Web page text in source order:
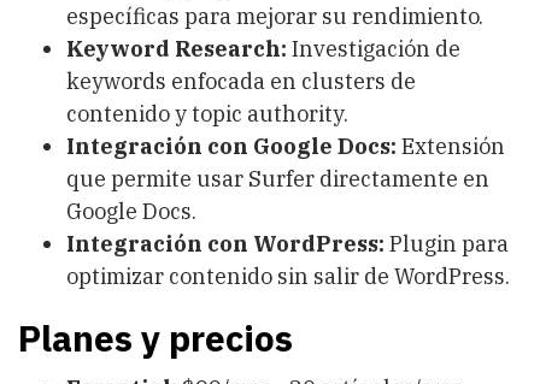
específicas para mejorar su rendimiento.
Keyword Research: Investigación de
keywords enfocada en clusters de
contenido y topic authority.
Integración con Google Docs: Extensión
que permite usar Surfer directamente en
Google Docs.
Integración con WordPress: Plugin para
optimizar contenido sin salir de WordPress.
Planes y precios